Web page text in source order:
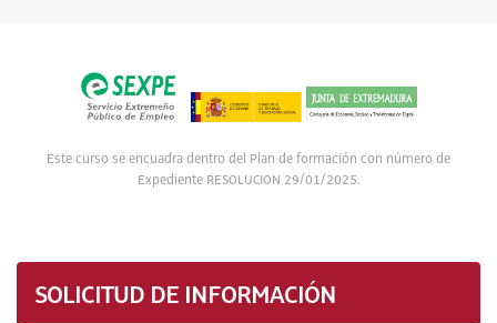
Este curso se encuadra dentro del Plan de formación con número de
Expediente RESOLUCION 29/01/2025.
SOLICITUD DE INFORMACIÓN